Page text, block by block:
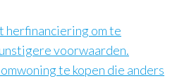
om te
voorwaarden.
te kopen die anders